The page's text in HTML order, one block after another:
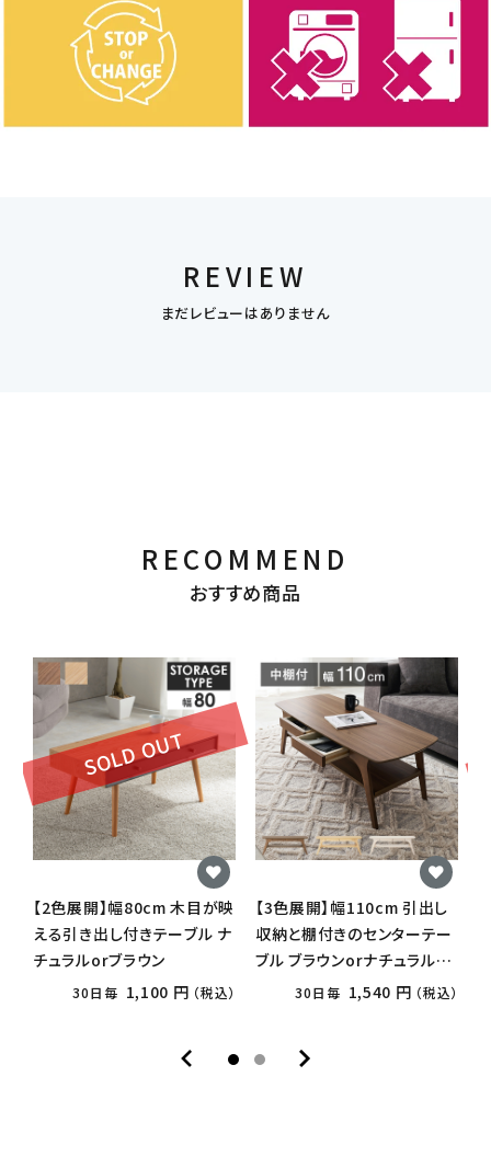
REVIEW
まだレビューはありません
RECOMMEND
おすすめ商品
SOLD OUT
【2色展開】幅80cm 木目が映
える引き出し付きテーブル ナ
チュラルorブラウン
30日毎 1,100 円 （税込）
【3色展開】幅110cm 引出し
収納と棚付きのセンターテー
ブル ブラウンorナチュラルor
ホワイトウォッシュ
30日毎 1,540 円 （税込）